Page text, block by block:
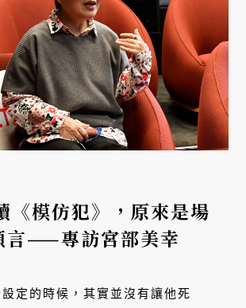
《模仿犯》，原來是場
言——專訪宮部美幸
設定的時候，其實並沒有讓他死